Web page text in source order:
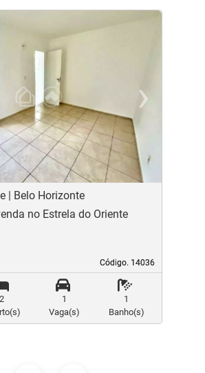
›
| Belo Horizonte
Código. 14036
Código. 14036
no Estrela do Oriente
2
1
Vaga(s)
1
Banho(s)